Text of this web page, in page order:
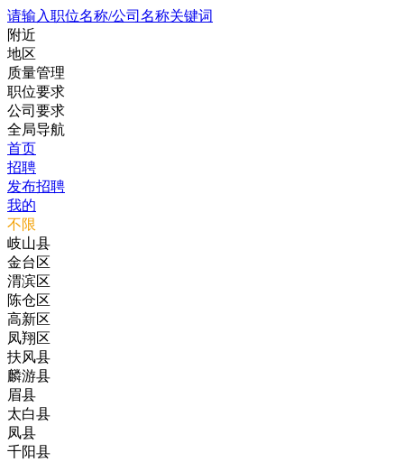
请输入职位名称/公司名称关键词
附近
地区
质量管理
职位要求
公司要求
全局导航
首页
招聘
发布招聘
我的
不限
岐山县
金台区
渭滨区
陈仓区
高新区
凤翔区
扶风县
麟游县
眉县
太白县
凤县
千阳县